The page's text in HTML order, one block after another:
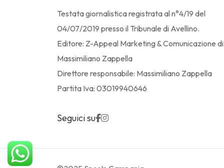
Testata giornalistica registrata al n°4/19 del
04/07/2019 presso il Tribunale di Avellino.
Editore: Z-Appeal Marketing & Comunicazione di
Massimiliano Zappella
Direttore responsabile: Massimiliano Zappella
Partita Iva: 03019940646
Seguici su